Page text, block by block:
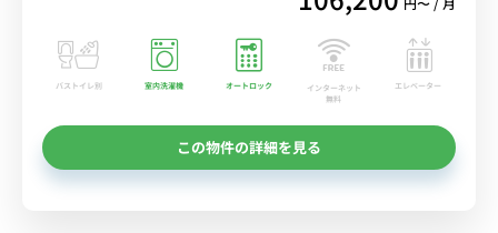
バストイレ別 室内洗濯機 オートロック
インターネット
無料
エレベーター
この物件の詳細を見る